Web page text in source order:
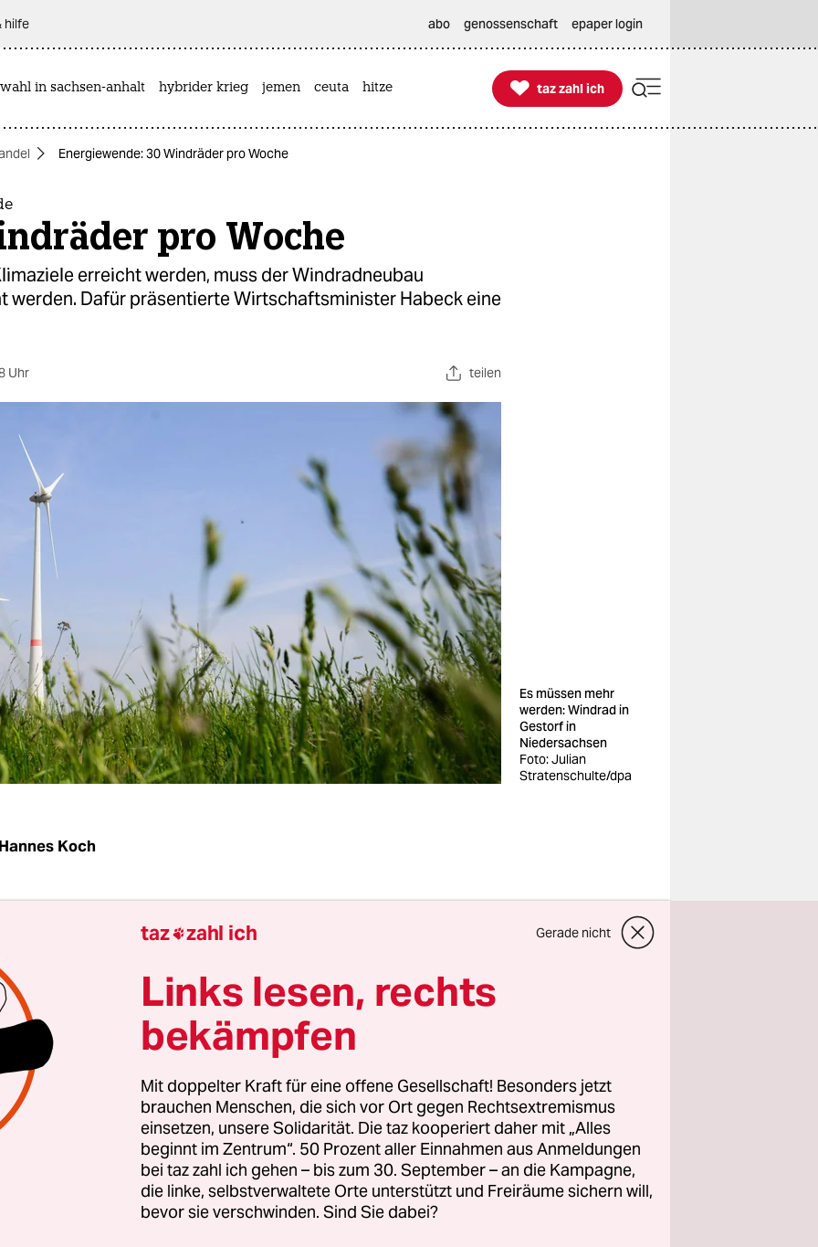
hilfe abo genossenschaft epaper login
in sachsen-anhalt hybrider krieg jemen ceuta hitze 
taz zahl ich
taz zahl ich
Energiewende: 30 Windräder pro Woche
pro Woche
erreicht werden, muss der Windradneubau
werden. Dafür präsentierte Wirtschaftsminister Habeck eine
Uhr teilen
Es müssen mehr
werden: Windrad in
Gestorf in
Niedersachsen
Foto: Julian
Stratenschulte/dpa
Hannes Koch
kommen anscheinend nicht selten vor: Der
Betreiber könnte dem örtlichen Industrieunternehmen
Strom liefern, doch er darf keine neuen Rotoren
soll deshalb die Stadtverwaltung die nötige
leichter erteilen können – selbst wenn am Stadtrand
Windräder vorgesehen sind.
von zahlreichen Maßnahmen aussehen, die
Robert Habeck (Grüne) in den kommenden
Ausbau der Windkraft vorantreiben will. Niedergelegt ist
der Vorhaben in der sogenannten Wind-an-Land-Strategie,
am Dienstag präsentierte. Auf 23 Seiten werden
taz zahl ich Gerade nicht
Links lesen, rechts
bekämpfen
Mit doppelter Kraft für eine offene Gesellschaft! Besonders jetzt
brauchen Menschen, die sich vor Ort gegen Rechtsextremismus
einsetzen, unsere Solidarität. Die taz kooperiert daher mit „Alles
beginnt im Zentrum“. 50 Prozent aller Einnahmen aus Anmeldungen
bei taz zahl ich gehen – bis zum 30. September – an die Kampagne,
die linke, selbstverwaltete Orte unterstützt und Freiräume sichern will,
bevor sie verschwinden. Sind Sie dabei?